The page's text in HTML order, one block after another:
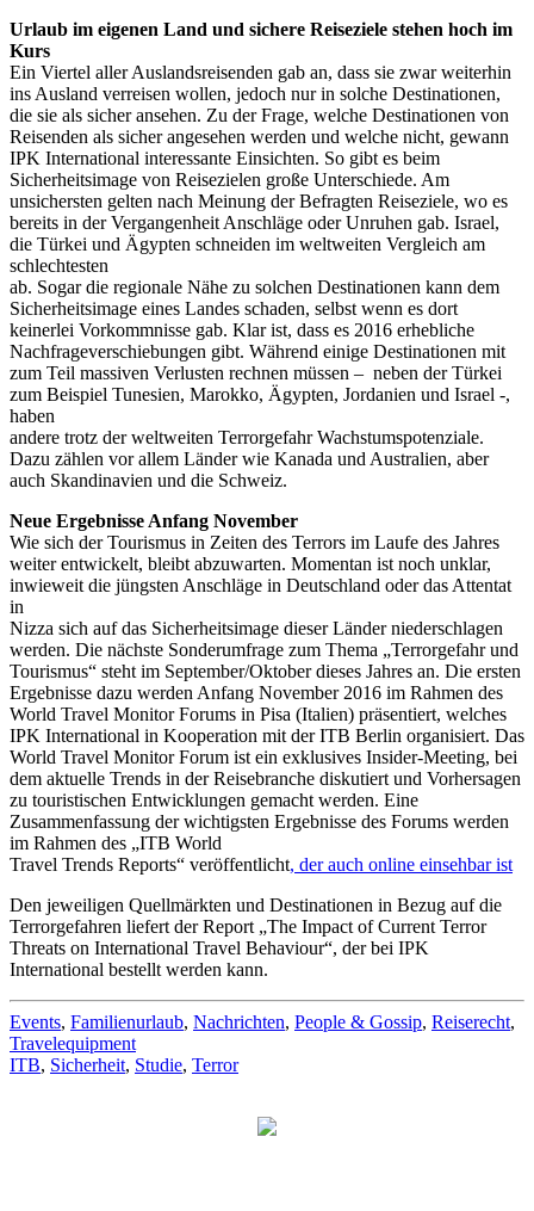
Urlaub im eigenen Land und sichere Reiseziele stehen hoch im
Kurs
Ein Viertel aller Auslandsreisenden gab an, dass sie zwar weiterhin
ins Ausland verreisen wollen, jedoch nur in solche Destinationen,
die sie als sicher ansehen. Zu der Frage, welche Destinationen von
Reisenden als sicher angesehen werden und welche nicht, gewann
IPK International interessante Einsichten. So gibt es beim
Sicherheitsimage von Reisezielen große Unterschiede. Am
unsichersten gelten nach Meinung der Befragten Reiseziele, wo es
bereits in der Vergangenheit Anschläge oder Unruhen gab. Israel,
die Türkei und Ägypten schneiden im weltweiten Vergleich am
schlechtesten
ab. Sogar die regionale Nähe zu solchen Destinationen kann dem
Sicherheitsimage eines Landes schaden, selbst wenn es dort
keinerlei Vorkommnisse gab. Klar ist, dass es 2016 erhebliche
Nachfrageverschiebungen gibt. Während einige Destinationen mit
zum Teil massiven Verlusten rechnen müssen – neben der Türkei
zum Beispiel Tunesien, Marokko, Ägypten, Jordanien und Israel -,
haben
andere trotz der weltweiten Terrorgefahr Wachstumspotenziale.
Dazu zählen vor allem Länder wie Kanada und Australien, aber
auch Skandinavien und die Schweiz.
Neue Ergebnisse Anfang November
Wie sich der Tourismus in Zeiten des Terrors im Laufe des Jahres
weiter entwickelt, bleibt abzuwarten. Momentan ist noch unklar,
inwieweit die jüngsten Anschläge in Deutschland oder das Attentat
in
Nizza sich auf das Sicherheitsimage dieser Länder niederschlagen
werden. Die nächste Sonderumfrage zum Thema „Terrorgefahr und
Tourismus“ steht im September/Oktober dieses Jahres an. Die ersten
Ergebnisse dazu werden Anfang November 2016 im Rahmen des
World Travel Monitor Forums in Pisa (Italien) präsentiert, welches
IPK International in Kooperation mit der ITB Berlin organisiert. Das
World Travel Monitor Forum ist ein exklusives Insider-Meeting, bei
dem aktuelle Trends in der Reisebranche diskutiert und Vorhersagen
zu touristischen Entwicklungen gemacht werden. Eine
Zusammenfassung der wichtigsten Ergebnisse des Forums werden
im Rahmen des „ITB World
Travel Trends Reports“ veröffentlicht, der auch online einsehbar ist
Den jeweiligen Quellmärkten und Destinationen in Bezug auf die
Terrorgefahren liefert der Report „The Impact of Current Terror
Threats on International Travel Behaviour“, der bei IPK
International bestellt werden kann.
Events, Familienurlaub, Nachrichten, People & Gossip, Reiserecht,
Travelequipment
ITB, Sicherheit, Studie, Terror